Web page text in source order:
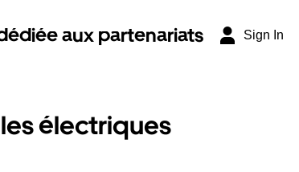
aux partenariats Sign In
électriques